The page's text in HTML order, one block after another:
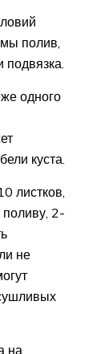
полив,
одного
куста.
листков,
поливу, 2-
не
на